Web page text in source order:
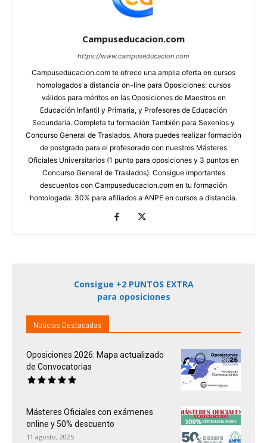
Campuseducacion.com
https://www.campuseducacion.com
Campuseducacion.com te ofrece una amplia oferta en cursos
homologados a distancia on-line para Oposiciones: cursos
válidos para méritos en las Oposiciones de Maestros en
Educación Infantil y Primaria, y Profesores de Educación
Secundaria. Completa tu formación También para Sexenios y
Concurso General de Traslados. Ahora puedes realizar formación
de postgrado para el profesorado con nuestros Másteres
Oficiales Universitarios (1 punto para oposiciones y 3 puntos en
Concurso General de Traslados). Consigue importantes
descuentos con Campuseducacion.com en tu formación
homologada: 30% para afiliados a ANPE en cursos a distancia.
Consigue +2 PUNTOS EXTRA
para oposiciones
Noticias Destacadas
Oposiciones 2026: Mapa actualizado
de Convocatorias
Másteres Oficiales con exámenes
online y 50% descuento
11 agosto, 2025